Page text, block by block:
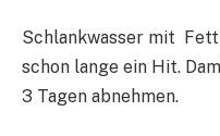
Schlankwasser mit
schon lange ein Hit.
3 Tagen abnehmen.